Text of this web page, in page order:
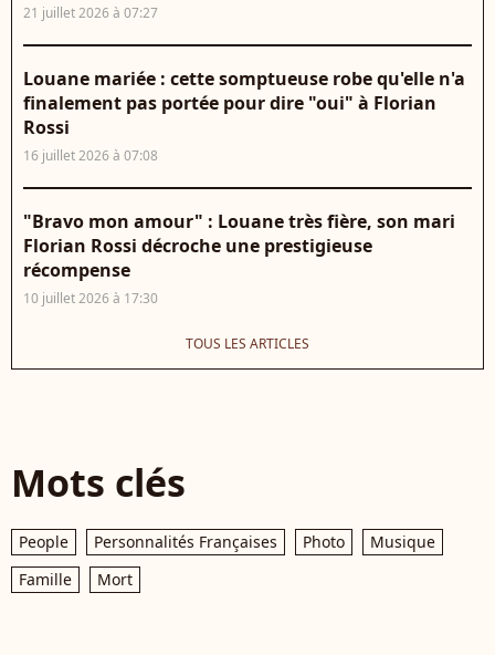
21 juillet 2026 à 07:27
Louane mariée : cette somptueuse robe qu'elle n'a
finalement pas portée pour dire "oui" à Florian
Rossi
16 juillet 2026 à 07:08
"Bravo mon amour" : Louane très fière, son mari
Florian Rossi décroche une prestigieuse
récompense
10 juillet 2026 à 17:30
TOUS LES ARTICLES
Mots clés
People Personnalités Françaises Photo
Musique
Famille
Mort